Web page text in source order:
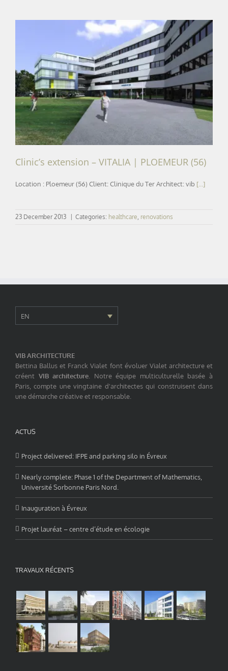
Clinic’s extension – VITALIA | PLOEMEUR (56)
Clinic’s extension – VITALIA | PLOEMEUR (56)
Location : Ploemeur (56) Client: Clinique du Ter Architect: vib [...]
23 December 2013 Categories: healthcare, renovations
EN
VIB ARCHITECTURE
Bettina Ballus et Franck Vialet font évoluer Vialet architecture et
créent VIB architecture . Notre équipe multiculturelle basée à
Paris, compte une vingtaine d'architectes qui construisent dans
une démarche créative et responsable.
ACTUS
Project delivered: IFPE and parking silo in Évreux
Nearly complete: Phase 1 of the Department of Mathematics,
Université Sorbonne Paris Nord.
Inauguration à Évreux
Projet lauréat – centre d’étude en écologie
TRAVAUX RÉCENTS